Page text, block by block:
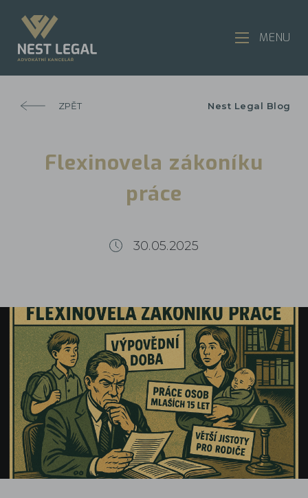
ZPĚT Nest Legal Blog
Flexinovela zákoníku
práce
30.05.2025
MENU